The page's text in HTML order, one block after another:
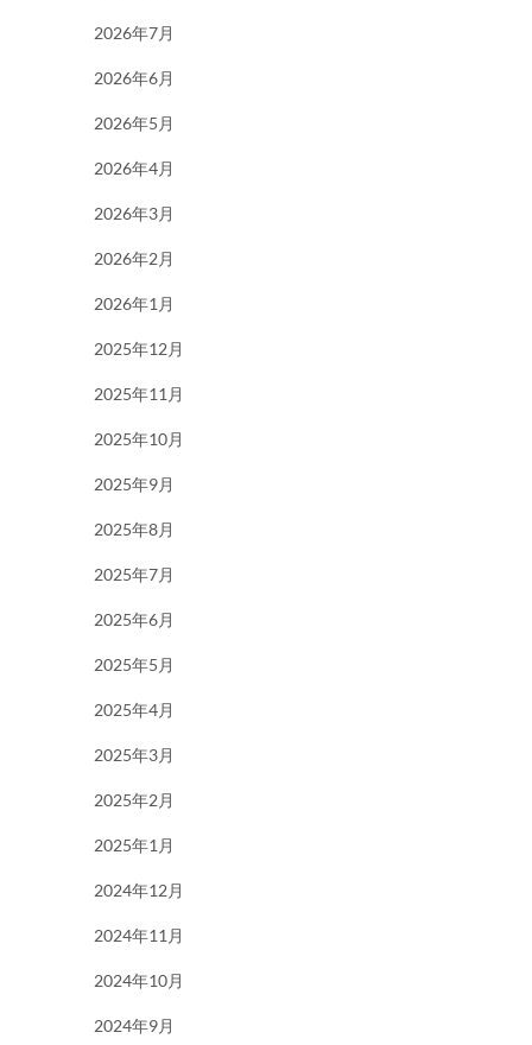
2026年7月
2026年6月
2026年5月
2026年4月
2026年3月
2026年2月
2026年1月
2025年12月
2025年11月
2025年10月
2025年9月
2025年8月
2025年7月
2025年6月
2025年5月
2025年4月
2025年3月
2025年2月
2025年1月
2024年12月
2024年11月
2024年10月
2024年9月